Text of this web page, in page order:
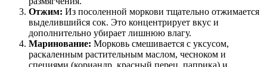
Отжим: Из посоленной моркови тщательно отжимается
выделившийся сок. Это концентрирует вкус и
дополнительно убирает лишнюю влагу.
Маринование: Морковь смешивается с уксусом,
раскаленным растительным маслом, чесноком и
специями (кориандр, красный перец, паприка) и